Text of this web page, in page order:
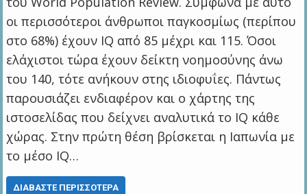
οι περισσότεροι άνθρωποι παγκοσμίως (περίπου
στο 68%) έχουν IQ από 85 μέχρι και 115. Όσοι
ελάχιστοι τώρα έχουν δείκτη νοημοσύνης άνω
του 140, τότε ανήκουν στης ιδιοφυΐες. Πάντως
παρουσιάζει ενδιαφέρον και ο χάρτης της
ιστοσελίδας που δείχνει αναλυτικά το IQ κάθε
χώρας. Στην πρώτη θέση βρίσκεται η Ιαπωνία με
το μέσο IQ…
ΔΙΑΒΆΣΤΕ ΠΕΡΙΣΣΌΤΕΡΑ